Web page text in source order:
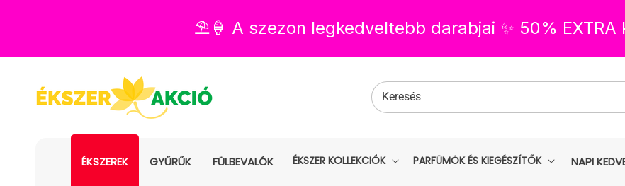
⛱️🍦 A szezon legkedveltebb darabjai ✨ 50% EXTRA
Keresés
ÉKSZEREK GYŰRŰK FÜLBEVALÓK ÉKSZER KOLLEKCIÓK PARFÜMÖK ÉS KIEGÉSZÍTŐK NAPI